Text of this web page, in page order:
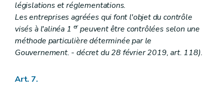
législations et réglementations.
Les entreprises agréées qui font l'objet du contrôle
visés à l'alinéa 1 erpeuvent être contrôlées selon une
méthode particulière déterminée par le
Gouvernement. - décret du 28 février 2019, art. 118).
Art. 7.